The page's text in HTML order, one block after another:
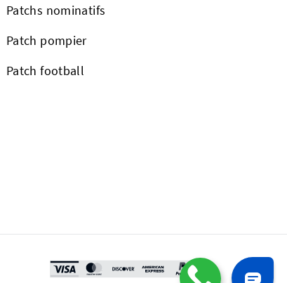
Patchs nominatifs
Patch pompier
Patch football